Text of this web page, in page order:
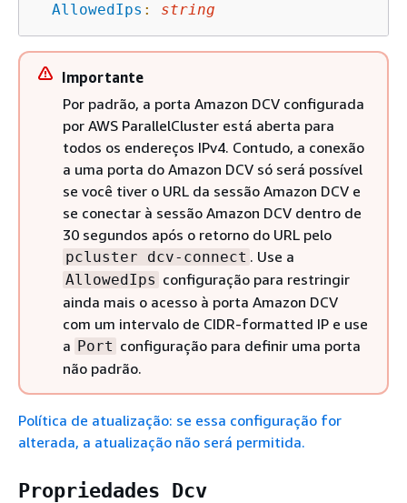
AllowedIps : string
Importante
Por padrão, a porta Amazon DCV configurada
por AWS ParallelCluster está aberta para
todos os endereços IPv4. Contudo, a conexão
a uma porta do Amazon DCV só será possível
se você tiver o URL da sessão Amazon DCV e
se conectar à sessão Amazon DCV dentro de
30 segundos após o retorno do URL pelo
pcluster dcv-connect . Use a
AllowedIps configuração para restringir
ainda mais o acesso à porta Amazon DCV
com um intervalo de CIDR-formatted IP e use
a Port configuração para definir uma porta
não padrão.
Política de atualização: se essa configuração for
alterada, a atualização não será permitida.
Propriedades Dcv